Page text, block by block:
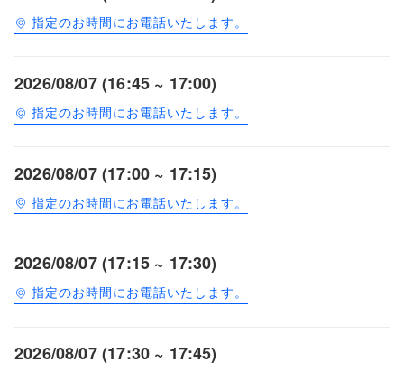
指定のお時間にお電話いたします。
2026/08/07 (16:45 ~ 17:00)
指定のお時間にお電話いたします。
2026/08/07 (17:00 ~ 17:15)
指定のお時間にお電話いたします。
2026/08/07 (17:15 ~ 17:30)
指定のお時間にお電話いたします。
2026/08/07 (17:30 ~ 17:45)